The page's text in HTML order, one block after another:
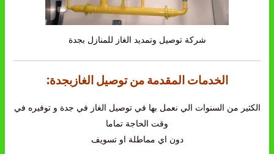
شركة توصيل وتمديد الغاز للمنازل بجدة
الخدمات المقدمة من توصيل الغازبجدة:
الكثير من السنوات الي نعمل بها في توصيل الغاز في جدة و توفيره في
وقت الحاجة تماما
دون اي مماطلة او تسويف